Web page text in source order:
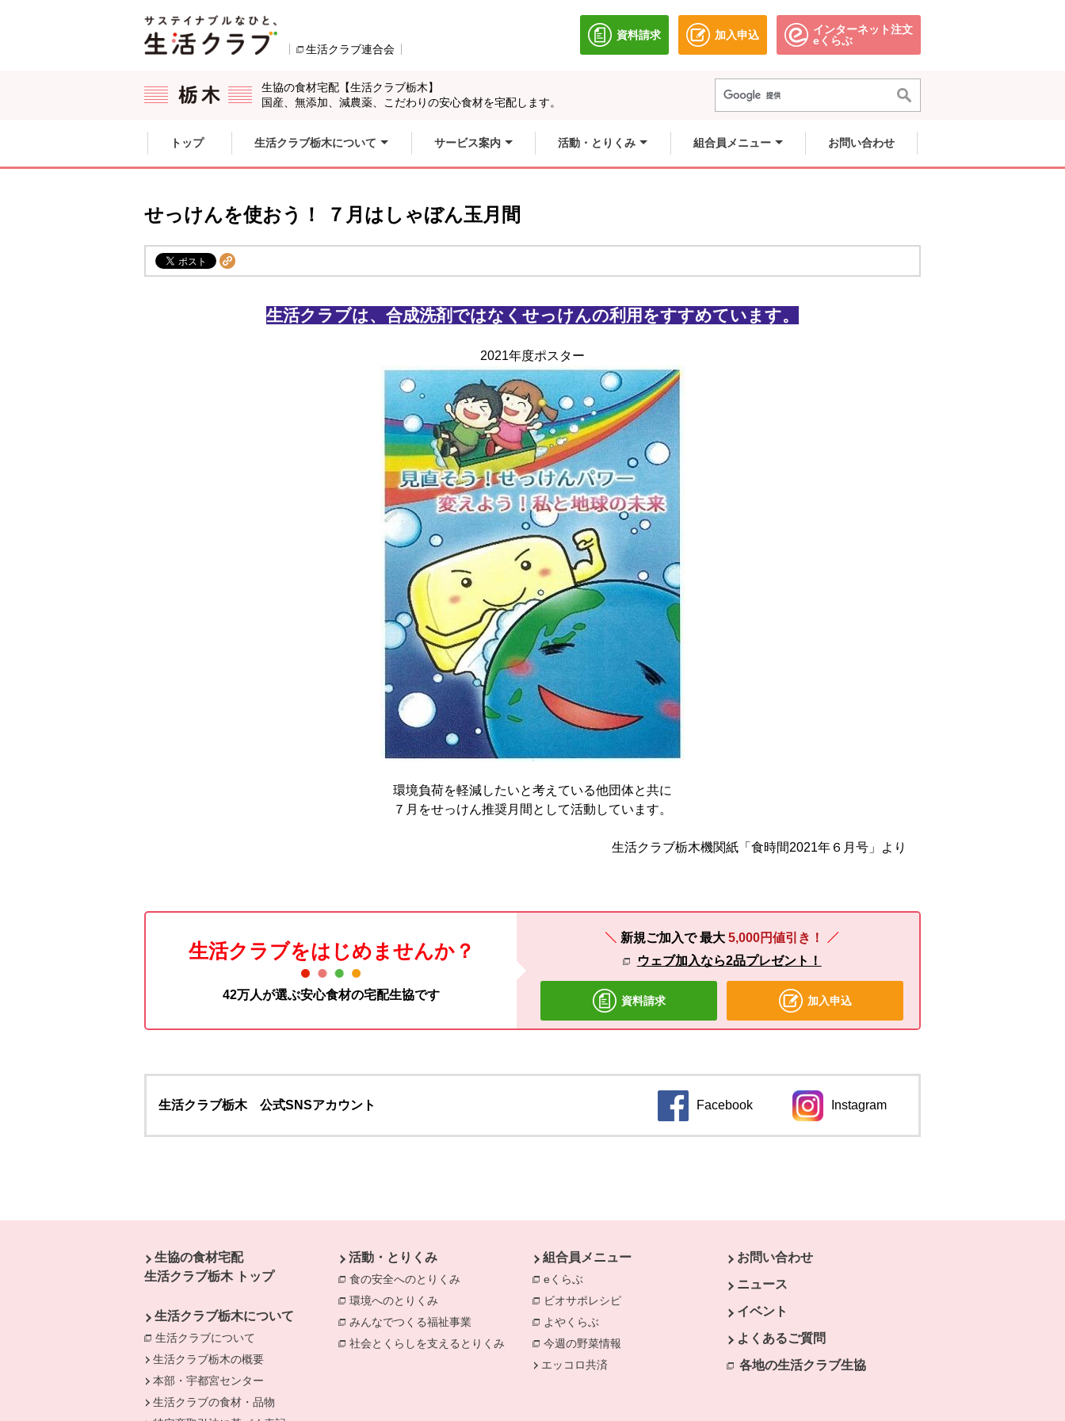
生活クラブ連合会
資料請求
別のウィンドウで開きます。
加入申込
別のウィンドウで開きます。
インターネット注文
eくらぶ別のウィンドウで開きます。
生協の食材宅配【生活クラブ栃木】
国産、無添加、減農薬、こだわりの安心食材を宅配します。
ここからサイト内共通メニューです。
サイト内共通メニューをスキップする
トップ 生活クラブ栃木について サービス案内 活動・とりくみ 組合員メニュー お問い合わせ
せっけんを使おう！ ７月はしゃぼん玉月間
生活クラブは、合成洗剤ではなくせっけんの利用をすすめています。
2021年度ポスター
環境負荷を軽減したいと考えている他団体と共に
７月をせっけん推奨月間として活動しています。
生活クラブ栃木機関紙「食時間2021年６月号」より
生活クラブをはじめませんか？
42万人が選ぶ安心食材の宅配生協です
新規ご加入で最大5,000円値引き！
ウェブ加入なら2品プレゼント！
資料請求 加入申込
生活クラブ栃木 公式SNSアカウント Facebook
別のウィンドウで開きます。
Instagram
別のウィンドウで開きます。
生協の食材宅配
生活クラブ栃木 トップ
生活クラブ栃木について
生活クラブについて
生活クラブ栃木の概要
本部・宇都宮センター
生活クラブの食材・品物
活動・とりくみ
食の安全へのとりくみ
環境へのとりくみ
みんなでつくる福祉事業
社会とくらしを支えるとりくみ
組合員メニュー
eくらぶ
ビオサポレシピ
よやくらぶ
今週の野菜情報
エッコロ共済
お問い合わせ
ニュース
イベント
よくあるご質問
各地の生活クラブ生協